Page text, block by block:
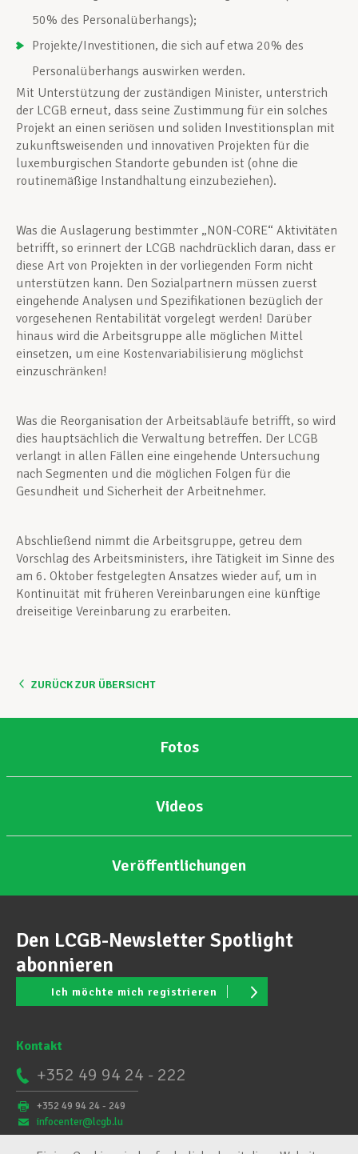
50% des Personalüberhangs);
Projekte/Investitionen, die sich auf etwa 20% des
Personalüberhangs auswirken werden.
Mit Unterstützung der zuständigen Minister, unterstrich
der LCGB erneut, dass seine Zustimmung für ein solches
Projekt an einen seriösen und soliden Investitionsplan mit
zukunftsweisenden und innovativen Projekten für die
luxemburgischen Standorte gebunden ist (ohne die
routinemäßige Instandhaltung einzubeziehen).
Was die Auslagerung bestimmter „NON-CORE“ Aktivitäten
betrifft, so erinnert der LCGB nachdrücklich daran, dass er
diese Art von Projekten in der vorliegenden Form nicht
unterstützen kann. Den Sozialpartnern müssen zuerst
eingehende Analysen und Spezifikationen bezüglich der
vorgesehenen Rentabilität vorgelegt werden! Darüber
hinaus wird die Arbeitsgruppe alle möglichen Mittel
einsetzen, um eine Kostenvariabilisierung möglichst
einzuschränken!
Was die Reorganisation der Arbeitsabläufe betrifft, so wird
dies hauptsächlich die Verwaltung betreffen. Der LCGB
verlangt in allen Fällen eine eingehende Untersuchung
nach Segmenten und die möglichen Folgen für die
Gesundheit und Sicherheit der Arbeitnehmer.
Abschließend nimmt die Arbeitsgruppe, getreu dem
Vorschlag des Arbeitsministers, ihre Tätigkeit im Sinne des
am 6. Oktober festgelegten Ansatzes wieder auf, um in
Kontinuität mit früheren Vereinbarungen eine künftige
dreiseitige Vereinbarung zu erarbeiten.
ZURÜCK ZUR ÜBERSICHT
Fotos
Videos
Veröffentlichungen
Den LCGB-Newsletter Spotlight
abonnieren
Ich möchte mich registrieren
Kontakt
+352 49 94 24 - 222
+352 49 94 24 - 249
infocenter@lcgb.lu